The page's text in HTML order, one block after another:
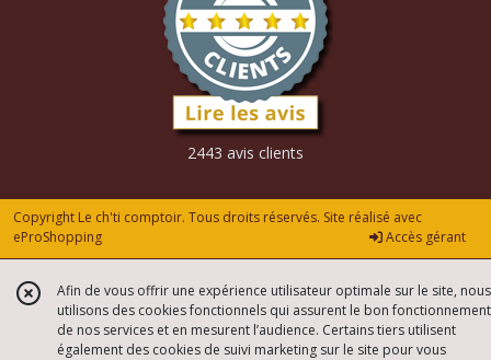
2443 avis clients
Copyright Le ch'ti comptoir. Tous droits réservés. Site réalisé avec
eProShopping
Accès gérant
Afin de vous offrir une expérience utilisateur optimale sur le site, nous
utilisons des cookies fonctionnels qui assurent le bon fonctionnement
de nos services et en mesurent l’audience. Certains tiers utilisent
également des cookies de suivi marketing sur le site pour vous